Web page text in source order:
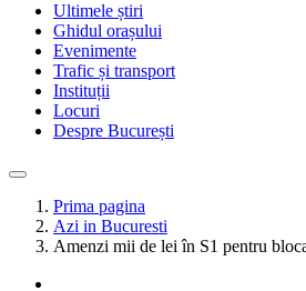
Ultimele știri
Ghidul orașului
Evenimente
Trafic și transport
Instituții
Locuri
Despre București
Prima pagina
Azi in Bucuresti
Amenzi mii de lei în S1 pentru